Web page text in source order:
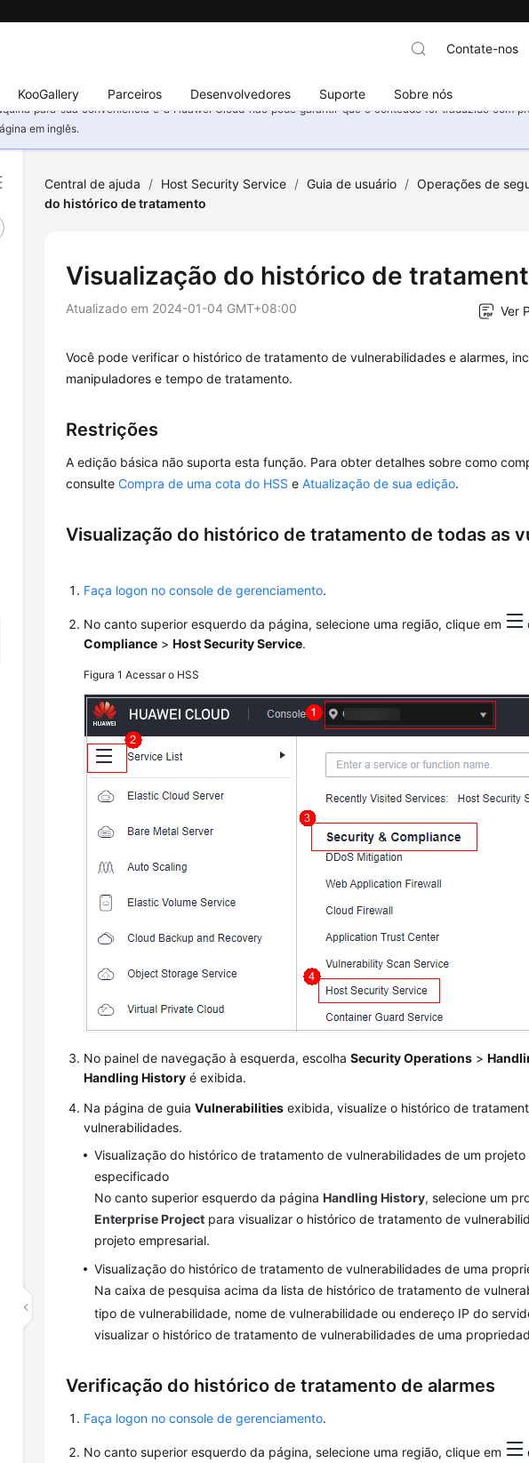
KooGallery Parceiros Desenvolvedores Suporte Sobre nós
Contate-nos
para sua conveniência e a Huawei Cloud não pode garantir que o conteúdo foi traduzido com
em inglês.
Central de ajuda / Host Security Service / Guia de usuário / Operações de
do histórico de tratamento
Visualização do histórico de
Atualizado em 2024-01-04 GMT+08:00 Ver
Você pode verificar o histórico de tratamento de vulnerabilidades e alarmes,
manipuladores e tempo de tratamento.
Restrições
A edição básica não suporta esta função. Para obter detalhes sobre como
consulteCompra de uma cota do HSS eAtualização de sua edição.
Visualização do histórico de tratamento de todas as
Faça logon no console de gerenciamento.
No canto superior esquerdo da página, selecione uma região, clique em
Compliance >Host Security Service.
Figura 1Acessar o HSS
No painel de navegação à esquerda, escolhaSecurity Operations >
Handling History é exibida.
Na página de guiaVulnerabilities exibida, visualize o histórico de
vulnerabilidades.
Visualização do histórico de tratamento de vulnerabilidades de um projeto
especificado
No canto superior esquerdo da páginaHandling History, selecione um
Enterprise Project para visualizar o histórico de tratamento de
projeto empresarial.
Visualização do histórico de tratamento de vulnerabilidades de uma
Na caixa de pesquisa acima da lista de histórico de tratamento de
tipo de vulnerabilidade, nome de vulnerabilidade ou endereço IP do
visualizar o histórico de tratamento de vulnerabilidades de uma
Verificação do histórico de tratamento de alarmes
Faça logon no console de gerenciamento.
No canto superior esquerdo da página, selecione uma região, clique em